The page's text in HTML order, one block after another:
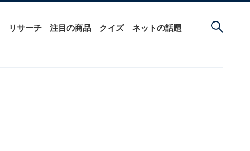
リサーチ 注目の商品 クイズ ネットの話題